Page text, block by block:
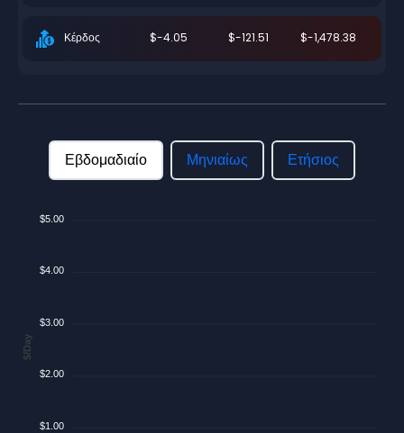
Κέρδος $-4.05 $-121.51 $-1,478.38
Εβδομαδιαίο Μηνιαίως Ετήσιος
$5.00
$4.00
$3.00
$2.00
$1.00
$/Day